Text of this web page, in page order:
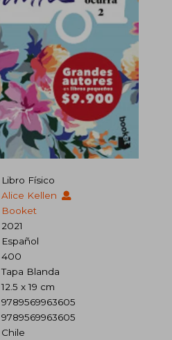
Libro Físico
Alice Kellen
Booket
2021
Español
400
Tapa Blanda
12.5 x 19 cm
9789569963605
9789569963605
Chile